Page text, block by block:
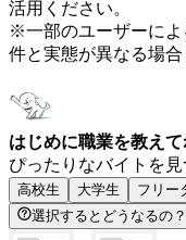
活用ください。
※一部のユーザーによ
件と実態が異なる場合
はじめに職業を教えて
ぴったりなバイトを見
高校生 大学生 フリー
選択するとどうなるの？